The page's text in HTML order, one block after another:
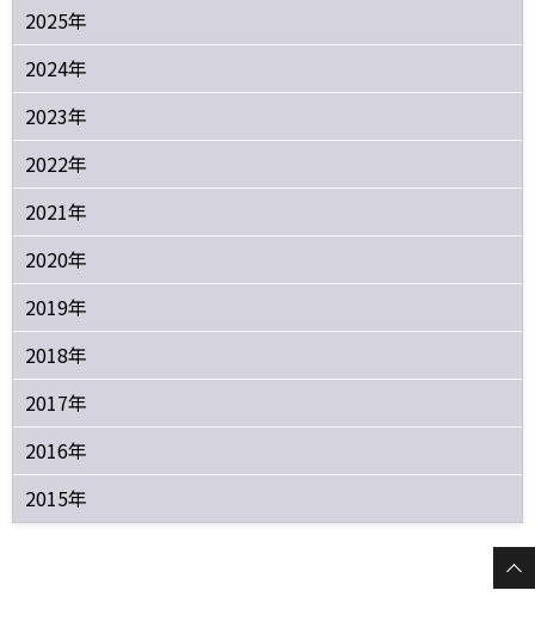
2025年
2024年
2023年
2022年
2021年
2020年
2019年
2018年
2017年
2016年
2015年